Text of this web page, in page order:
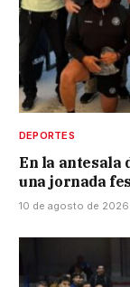
DEPORTES
En la antesala
una jornada
10 de agosto de 2026